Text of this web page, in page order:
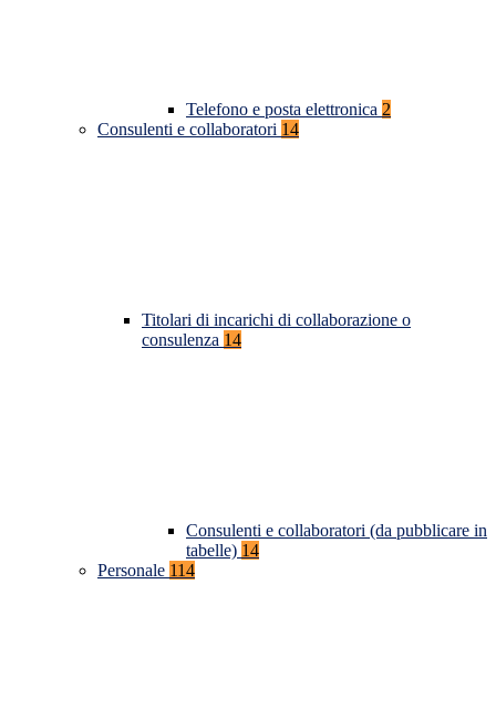
Telefono e posta elettronica 2
Consulenti e collaboratori 14
Titolari di incarichi di collaborazione o
consulenza 14
Consulenti e collaboratori (da pubblicare in
tabelle) 14
Personale 114